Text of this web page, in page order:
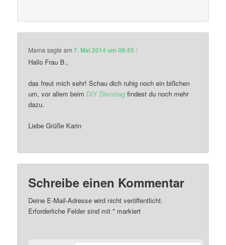
Mama sagte am7. Mai 2014 um 09:55 :
Hallo Frau B.,
das freut mich sehr! Schau dich ruhig noch ein bißchen
um, vor allem beim DIY Dienstag findest du noch mehr
dazu.
Liebe Grüße Karin
Schreibe einen Kommentar
Deine E-Mail-Adresse wird nicht veröffentlicht.
Erforderliche Felder sind mit* markiert